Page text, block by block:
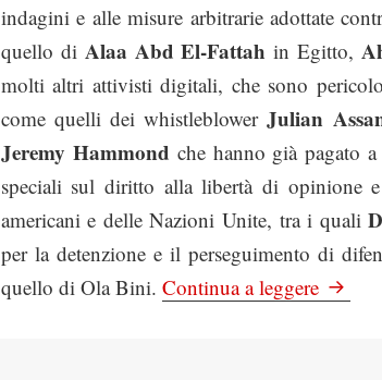
indagini e alle misure arbitrarie adottate
quello di Alaa Abd El-Fattah in Egitto,
molti altri attivisti digitali, che sono
come quelli dei whistleblowerJulian
Jeremy Hammond che hanno già pagato
speciali sul diritto alla libertà di opinione e
americani e delle Nazioni Unite, tra i quali
per la detenzione e il perseguimento di
quello di Ola Bini. Continua a leggere La